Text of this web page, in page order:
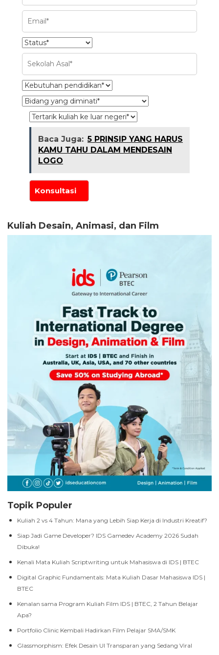
Baca Juga: 5 PRINSIP YANG HARUS
KAMU TAHU DALAM MENDESAIN
LOGO
Kuliah Desain, Animasi, dan Film
Topik Populer
Kuliah 2 vs 4 Tahun: Mana yang Lebih Siap Kerja di Industri Kreatif?
Siap Jadi Game Developer? IDS Gamedev Academy 2026 Sudah
Dibuka!
Kenali Mata Kuliah Scriptwriting untuk Mahasiswa di IDS | BTEC
Digital Graphic Fundamentals: Mata Kuliah Dasar Mahasiswa IDS |
BTEC
Kenalan sama Program Kuliah Film IDS | BTEC, 2 Tahun Belajar
Apa?
Portfolio Clinic Kembali Hadirkan Film Pelajar SMA/SMK
Glassmorphism: Efek Desain UI Transparan yang Sedang Viral